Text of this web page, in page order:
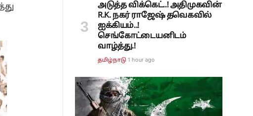
அடுத்த விக்கெட்..! அதிமுகவின்
R.K. நகர் ராஜேஷ் தவெகவில்
ஐக்கியம்..!
செங்கோட்டையனிடம்
வாழ்த்து.!
தமிழ்நாடு 1 hour ago